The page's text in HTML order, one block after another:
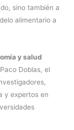
sino también a
alimentario a
y salud
Doblas, el
y expertos en